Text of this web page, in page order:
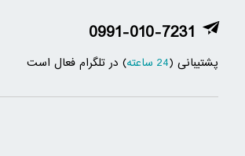
0991-010-7231
پشتیبانی (24 ساعته ) در تلگرام فعال است